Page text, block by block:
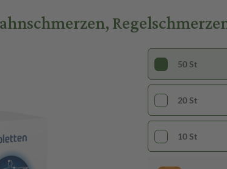
50 St
20 St
10 St